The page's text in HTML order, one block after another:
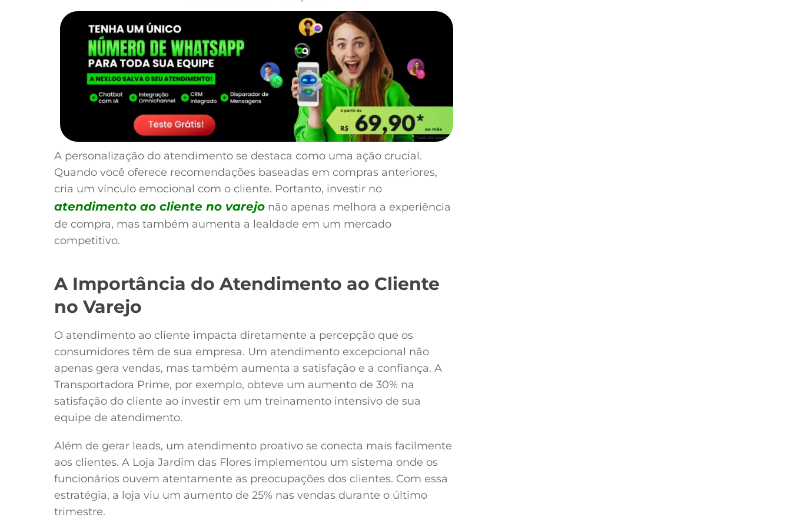
A personalização do atendimento se destaca como uma ação crucial.
Quando você oferece recomendações baseadas em compras anteriores,
cria um vínculo emocional com o cliente. Portanto, investir no
atendimento ao cliente no varejo não apenas melhora a experiência
de compra, mas também aumenta a lealdade em um mercado
competitivo.
A Importância do Atendimento ao Cliente
no Varejo
O atendimento ao cliente impacta diretamente a percepção que os
consumidores têm de sua empresa. Um atendimento excepcional não
apenas gera vendas, mas também aumenta a satisfação e a confiança. A
Transportadora Prime, por exemplo, obteve um aumento de 30% na
satisfação do cliente ao investir em um treinamento intensivo de sua
equipe de atendimento.
Além de gerar leads, um atendimento proativo se conecta mais facilmente
aos clientes. A Loja Jardim das Flores implementou um sistema onde os
funcionários ouvem atentamente as preocupações dos clientes. Com essa
estratégia, a loja viu um aumento de 25% nas vendas durante o último
trimestre.